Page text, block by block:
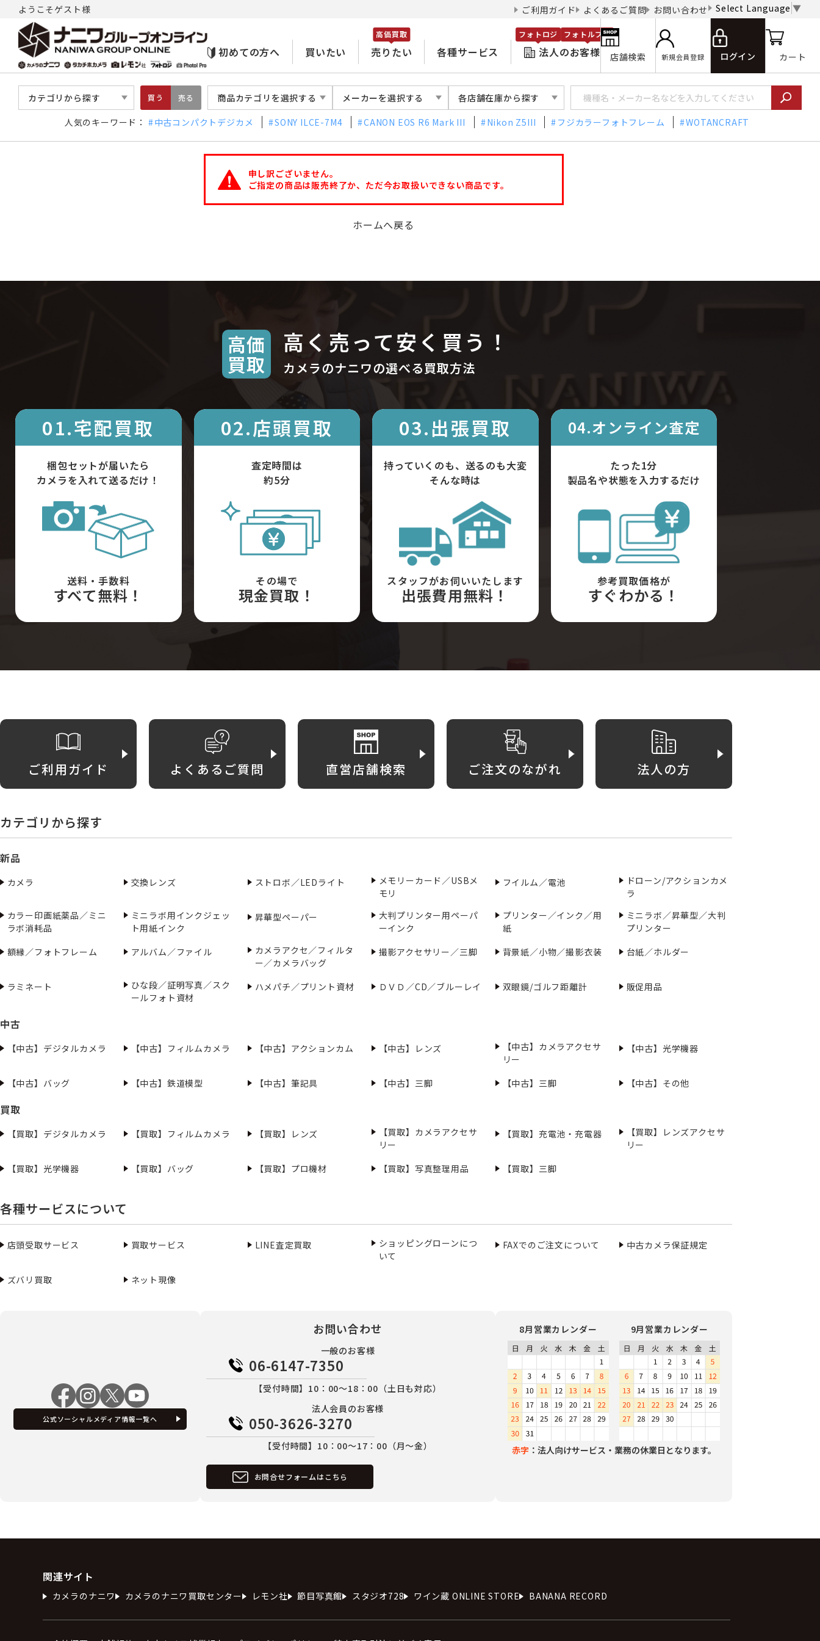
ようこそゲスト様 ご利用ガイド よくあるご質問 お問い合わせ Select Language ▼
初めての方へ 買いたい 売りたい
高価買取
各種サービス 法人のお客様
フォトロジ フォトルプロ
店舗検索 新規会員登録 ログイン カート
カテゴリから探す 買う 売る 商品カテゴリを選択する メーカーを選択する 各店舗在庫から探す
人気のキーワード： 中古コンパクトデジカメ SONY ILCE-7M4 CANON EOS R6 Mark III Nikon Z5III フジカラーフォトフレーム WOTANCRAFT
申し訳ございません。
ご指定の商品は販売終了か、ただ今お取扱いできない商品です。
ホームへ戻る
高価
買取
高く売って安く買う！
カメラのナニワの選べる買取方法
01.宅配買取
梱包セットが届いたら
カメラを入れて送るだけ！
送料・手数料
すべて無料！
02.店頭買取
査定時間は
約5分
その場で
現金買取！
03.出張買取
持っていくのも、送るのも大変
そんな時は
スタッフがお伺いいたします
出張費用無料！
04.オンライン査定
たった1分
製品名や状態を入力するだけ
参考買取価格が
すぐわかる！
ご利用ガイド よくあるご質問 直営店舗検索 ご注文のながれ 法人の方
カテゴリから探す
新品
カメラ 交換レンズ ストロボ／LEDライト
メモリーカード／USBメ
モリ
フイルム／電池
ドローン/アクションカメ
ラ
カラー印画紙薬品／ミニ
ラボ消耗品
ミニラボ用インクジェッ
ト用紙インク
昇華型ペーパー
大判プリンター用ペーパ
ーインク
プリンター／インク／用
紙
ミニラボ／昇華型／大判
プリンター
額縁／フォトフレーム
アルバム／ファイル
カメラアクセ／フィルタ
ー／カメラバッグ
撮影アクセサリー／三脚 背景紙／小物／撮影衣装 台紙／ホルダー
ラミネート
ひな段／証明写真／スク
ールフォト資材
ハメパチ／プリント資材 ＤＶＤ／CD／ブルーレイ 双眼鏡/ゴルフ距離計 販促用品
中古
【中古】デジタルカメラ 【中古】フィルムカメラ 【中古】アクションカム 【中古】レンズ
【中古】カメラアクセサ
リー
【中古】光学機器
【中古】バッグ 【中古】鉄道模型 【中古】筆記具 【中古】三脚 【中古】三脚 【中古】その他
買取
【買取】デジタルカメラ 【買取】フィルムカメラ 【買取】レンズ
【買取】カメラアクセサ
リー
【買取】充電池・充電器
【買取】レンズアクセサ
リー
【買取】光学機器
【買取】バッグ 【買取】プロ機材 【買取】写真整理用品 【買取】三脚
各種サービスについて
店頭受取サービス 買取サービス LINE査定買取
ショッピングローンにつ
いて
FAXでのご注文について 中古カメラ保証規定
ズバリ買取 ネット現像
公式ソーシャルメディア情報一覧へ
お問い合わせ
一般のお客様
06-6147-7350
【受付時間】10：00～18：00（土日も対応）
法人会員のお客様
050-3626-3270
【受付時間】10：00～17：00（月～金）
お問合せフォームはこちら
8月営業カレンダー 9月営業カレンダー
赤字 ：法人向けサービス・業務の休業日となります。
関連サイト
カメラのナニワ カメラのナニワ買取センター レモン社 節目写真館 スタジオ728 ワイン蔵 ONLINE STORE BANANA RECORD